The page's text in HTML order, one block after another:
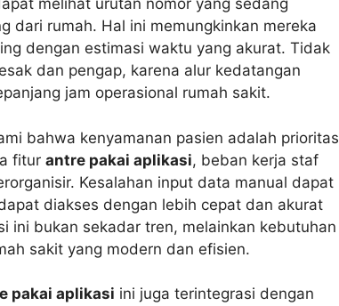
melihat urutan nomor yang sedang
dari rumah. Hal ini memungkinkan mereka
dengan estimasi waktu yang akurat. Tidak
dan pengap, karena alur kedatangan
jam operasional rumah sakit.
bahwa kenyamanan pasien adalah prioritas
fitur antre pakai aplikasi, beban kerja staf
Kesalahan input data manual dapat
diakses dengan lebih cepat dan akurat
ini bukan sekadar tren, melainkan kebutuhan
sakit yang modern dan efisien.
pakai aplikasi ini juga terintegrasi dengan